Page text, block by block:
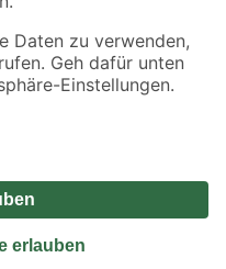
Angebote sind unter
Verfügbarkeiten beziehen
Artikel mit Speditionsversand, hier
Vertrag widerrufen